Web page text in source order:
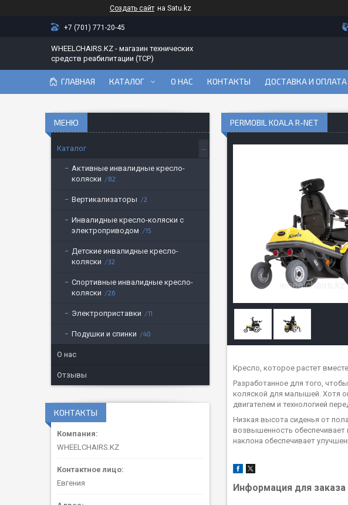
Создать сайт на Satu.kz
+7 (701) 771-20-45
WHEELCHAIRS.KZ - магазин технических
средств реабилитации (ТСР)
ГЛАВНАЯ КАТАЛОГ О НАС КОНТАКТЫ ДОСТАВКА И ОПЛАТА
PERMOBIL KOALA R-NET
Кресло, которое растет
Разработанное для того,
коляской для малышей. Хотя
двигателем и технологией
Низкая высота сиденья от
возвышенность обеспечивает
наклона обеспечивает
Информация для заказа
Каталог
Активные инвалидные кресло-
коляски
82
Вертикализаторы 2
Инвалидные кресло-коляски с
электроприводом
15
Детские инвалидные кресло-
коляски
32
Спортивные инвалидные кресло-
коляски
26
Электроприставки 11
Подушки и спинки 40
О нас
Отзывы
КОНТАКТЫ
WHEELCHAIRS.KZ
Евгения